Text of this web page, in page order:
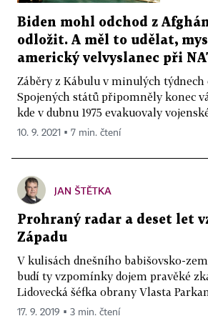
Biden mohl odchod z
odložit. A měl to udělat,
americký velvyslanec při
Záběry z Kábulu v minulých
Spojených států připomněly konec
kde v dubnu 1975 evakuovaly
10. 9. 2021 ▪ 7 min. čtení
JAN ŠTĚTKA
Prohraný radar a deset let
Západu
V kulisách dnešního babišovsko-
budí ty vzpomínky dojem pravěké
Lidovecká šéfka obrany Vlasta
17. 9. 2019 ▪ 3 min. čtení